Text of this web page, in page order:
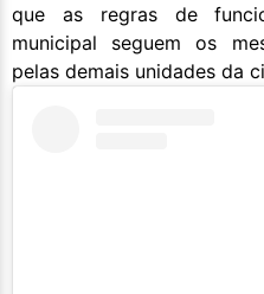
que as regras de
municipal seguem os
pelas demais unidades da